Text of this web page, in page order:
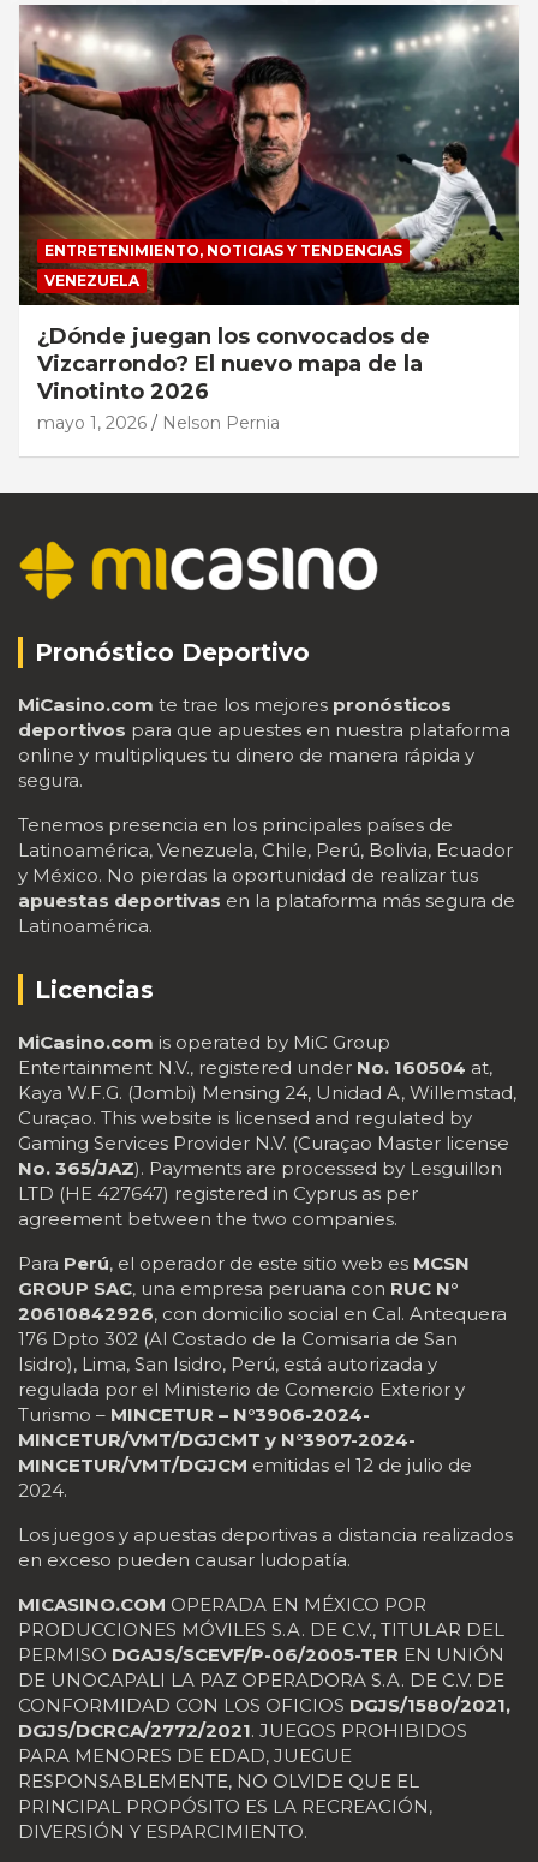
ENTRETENIMIENTO, NOTICIAS Y TENDENCIAS
VENEZUELA
¿Dónde juegan los convocados de
Vizcarrondo? El nuevo mapa de la
Vinotinto 2026
mayo 1, 2026 Nelson Pernia
Pronóstico Deportivo
MiCasino.com te trae los mejores pronósticos
deportivos para que apuestes en nuestra plataforma
online y multipliques tu dinero de manera rápida y
segura.
Tenemos presencia en los principales países de
Latinoamérica, Venezuela, Chile, Perú, Bolivia, Ecuador
y México. No pierdas la oportunidad de realizar tus
apuestas deportivas en la plataforma más segura de
Latinoamérica.
Licencias
MiCasino.com is operated by MiC Group
Entertainment N.V., registered under No. 160504 at,
Kaya W.F.G. (Jombi) Mensing 24, Unidad A, Willemstad,
Curaçao. This website is licensed and regulated by
Gaming Services Provider N.V. (Curaçao Master license
No. 365/JAZ). Payments are processed by Lesguillon
LTD (HE 427647) registered in Cyprus as per
agreement between the two companies.
Para Perú, el operador de este sitio web es MCSN
GROUP SAC, una empresa peruana con RUC N°
20610842926, con domicilio social en Cal. Antequera
176 Dpto 302 (Al Costado de la Comisaria de San
Isidro), Lima, San Isidro, Perú, está autorizada y
regulada por el Ministerio de Comercio Exterior y
Turismo – MINCETUR – N°3906-2024-
MINCETUR/VMT/DGJCMT y N°3907-2024-
MINCETUR/VMT/DGJCM emitidas el 12 de julio de
2024.
Los juegos y apuestas deportivas a distancia realizados
en exceso pueden causar ludopatía.
MICASINO.COM OPERADA EN MÉXICO POR
PRODUCCIONES MÓVILES S.A. DE C.V., TITULAR DEL
PERMISO DGAJS/SCEVF/P-06/2005-TER EN UNIÓN
DE UNOCAPALI LA PAZ OPERADORA S.A. DE C.V. DE
CONFORMIDAD CON LOS OFICIOS DGJS/1580/2021,
DGJS/DCRCA/2772/2021. JUEGOS PROHIBIDOS
PARA MENORES DE EDAD, JUEGUE
RESPONSABLEMENTE, NO OLVIDE QUE EL
PRINCIPAL PROPÓSITO ES LA RECREACIÓN,
DIVERSIÓN Y ESPARCIMIENTO.